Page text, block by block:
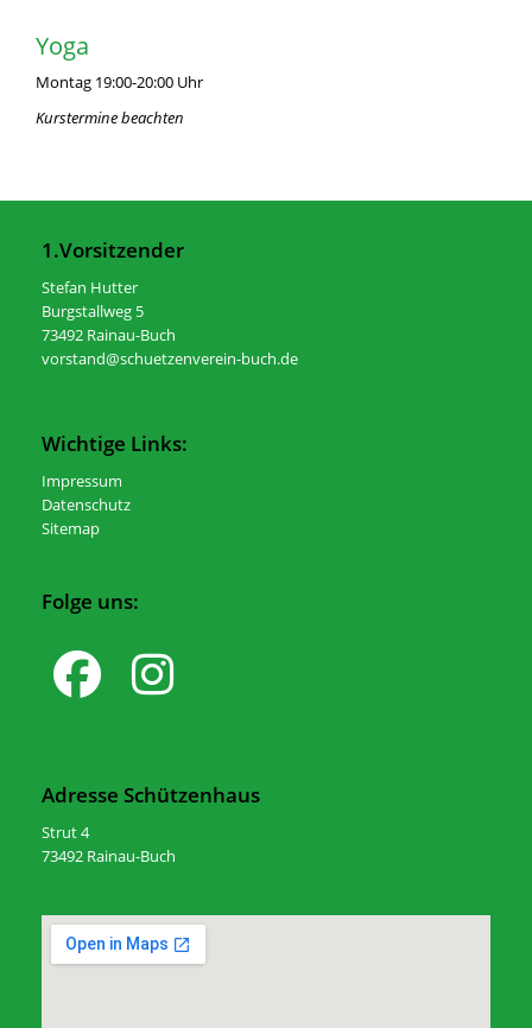
Yoga
Montag 19:00-20:00 Uhr
Kurstermine beachten
1.Vorsitzender
Stefan Hutter
Burgstallweg 5
73492 Rainau-Buch
vorstand@schuetzenverein-buch.de
Wichtige Links:
Impressum
Datenschutz
Sitemap
Folge uns:
Adresse Schützenhaus
Strut 4
73492 Rainau-Buch